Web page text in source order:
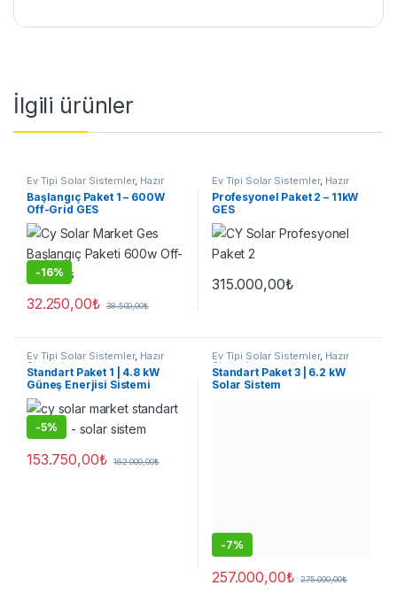
İlgili ürünler
Ev Tipi Solar Sistemler, Hazır
Sistemler
Başlangıç Paket 1 – 600W
Off-Grid GES
-16%
32.250,00₺ 38.500,00₺
Ev Tipi Solar Sistemler, Hazır
Sistemler
Profesyonel Paket 2 – 11kW
GES
315.000,00₺
Ev Tipi Solar Sistemler, Hazır
Sistemler
Standart Paket 1 | 4.8 kW
Güneş Enerjisi Sistemi
-5%
153.750,00₺ 162.000,00₺
Ev Tipi Solar Sistemler, Hazır
Sistemler
Standart Paket 3 | 6.2 kW
Solar Sistem
-7%
257.000,00₺ 275.000,00₺